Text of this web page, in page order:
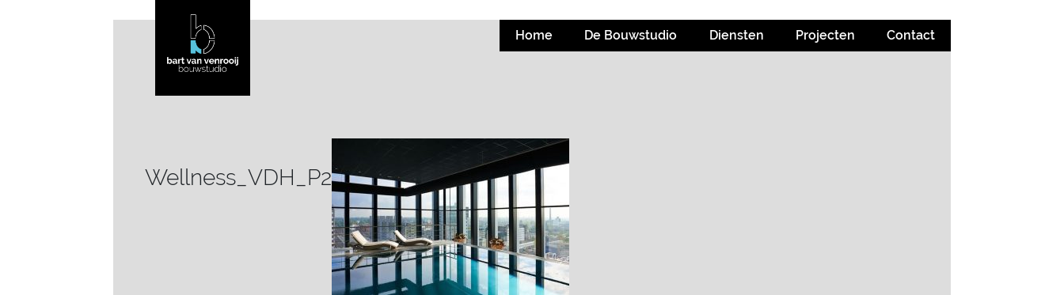
Home De Bouwstudio Diensten Projecten Contact
Wellness_VDH_P2